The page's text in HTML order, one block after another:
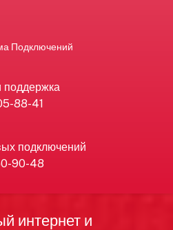
Подключений
88-41
подключений
90-48
и
в Москве
интернет и